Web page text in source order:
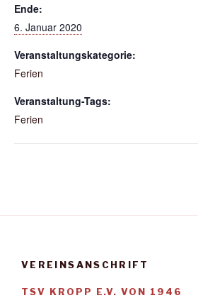
Ende:
6. Januar 2020
Veranstaltungskategorie:
Ferien
Veranstaltung-Tags:
Ferien
VEREINSANSCHRIFT
TSV KROPP E.V. VON 1946